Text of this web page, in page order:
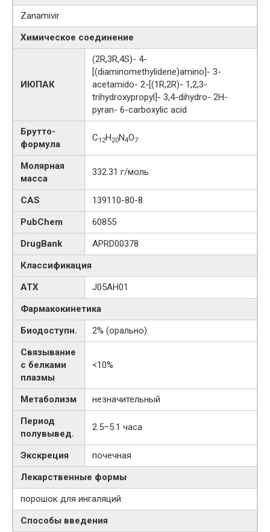
Zanamivir
Химическое соединение
ИЮПАК
(2R,3R,4S)- 4-
[(diaminomethylidene)amino]- 3-
acetamido- 2-[(1R,2R)- 1,2,3-
trihydroxypropyl]- 3,4-dihydro- 2H-
pyran- 6-carboxylic acid
Брутто-
формула
C12H20N4O7
Молярная
масса
332.31 г/моль
CAS
139110-80-8
PubChem
60855
DrugBank
APRD00378
Классификация
АТХ
J05AH01
Фармакокинетика
Биодоступн.
2% (орально)
Связывание
с белками
плазмы
<10%
Метаболизм
незначительный
Период
полувывед.
2.5–5.1 часа
Экскреция
почечная
Лекарственные формы
порошок для ингаляций
Способы введения